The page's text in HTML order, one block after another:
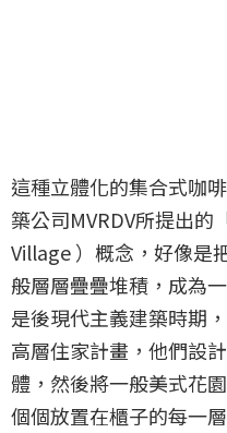
這種立體化的集合式咖
築公司MVRDV所提出
Village ）概念，好像是
般層層疊疊堆積，成為
是後現代主義建築時期
高層住家計畫，他們設
體，然後將一般美式花
個個放置在櫃子的每一